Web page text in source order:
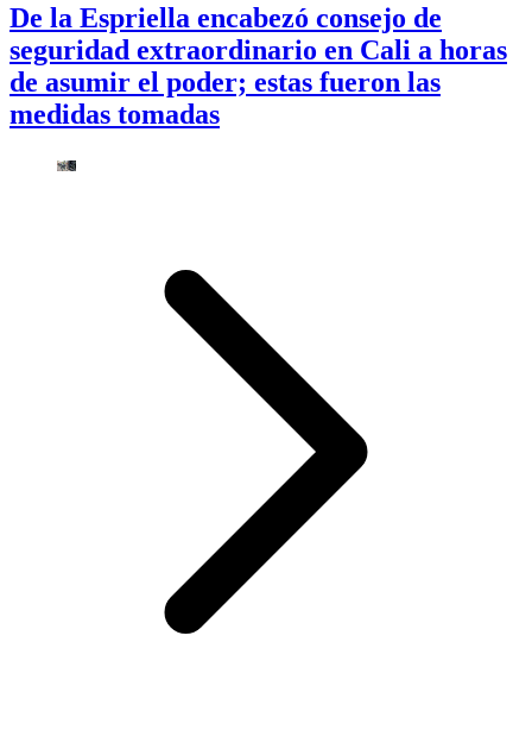
De la Espriella encabezó consejo de
seguridad extraordinario en Cali a horas
de asumir el poder; estas fueron las
medidas tomadas